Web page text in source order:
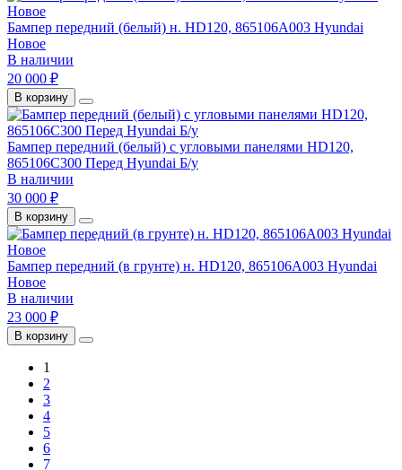
Бампер передний (белый) н. HD120, 865106A003 Hyundai
Новое
В наличии
20 000 ₽
В корзину
Бампер передний (белый) с угловыми панелями HD120,
865106C300 Перед Hyundai Б/у
В наличии
30 000 ₽
В корзину
Бампер передний (в грунте) н. HD120, 865106A003 Hyundai
Новое
В наличии
23 000 ₽
В корзину
1
2
3
4
5
6
7